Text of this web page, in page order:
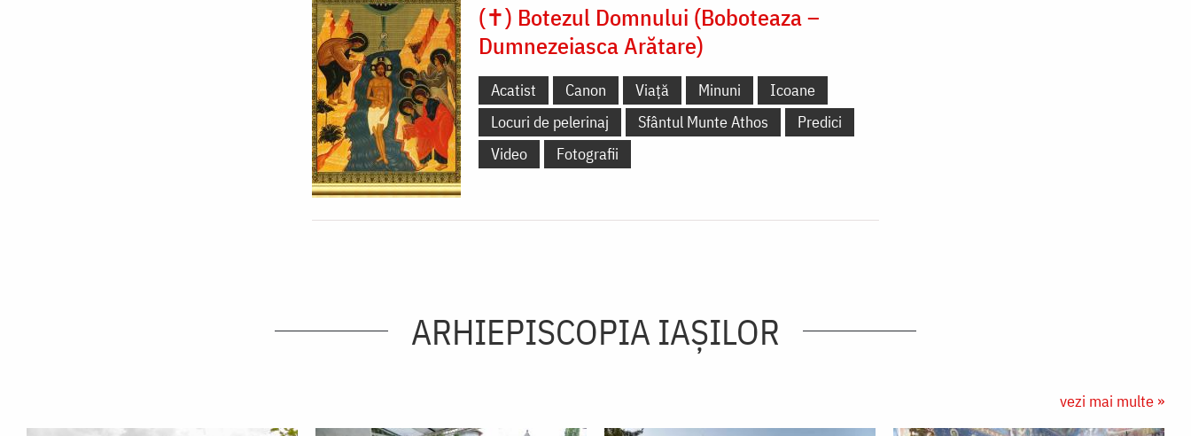
(✝) Botezul Domnului (Boboteaza –
Dumnezeiasca Arătare)
Acatist Canon Viață Minuni
Icoane
Locuri de pelerinaj
Sfântul Munte Athos
Predici
Video
Fotografii
ARHIEPISCOPIA IAŞILOR
vezi mai multe »